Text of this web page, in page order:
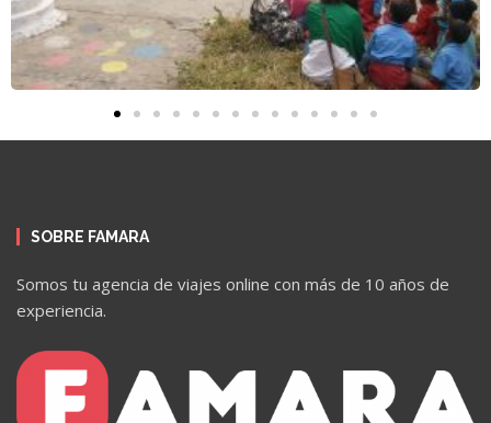
SOBRE FAMARA
Somos tu agencia de viajes online con más de 10 años de
experiencia.